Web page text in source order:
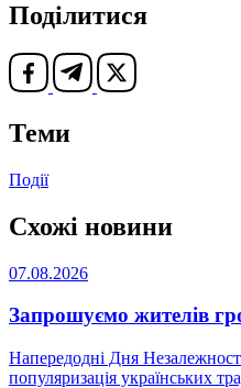
Поділитися
Теми
Події
Схожі новини
07.08.2026
Запрошуємо жителів
Напередодні Дня
популяризація українських